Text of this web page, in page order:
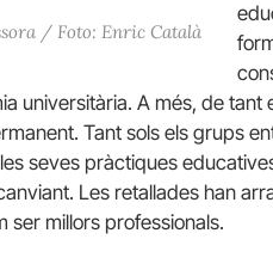
/ Foto: Enric Català
universitària. A més, de
Tant sols els grups
seves pràctiques
Les retallades han
ser millors professionals.